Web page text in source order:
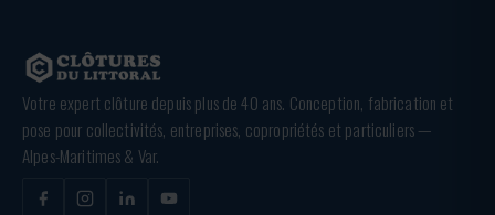
Votre expert clôture depuis plus de 40 ans. Conception, fabrication et
pose pour collectivités, entreprises, copropriétés et particuliers —
Alpes-Maritimes & Var.